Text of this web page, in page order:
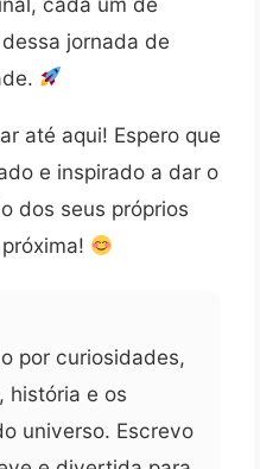
jornada de
até aqui! Espero que
e inspirado a dar o
dos seus próprios
por curiosidades,
história e os
universo. Escrevo